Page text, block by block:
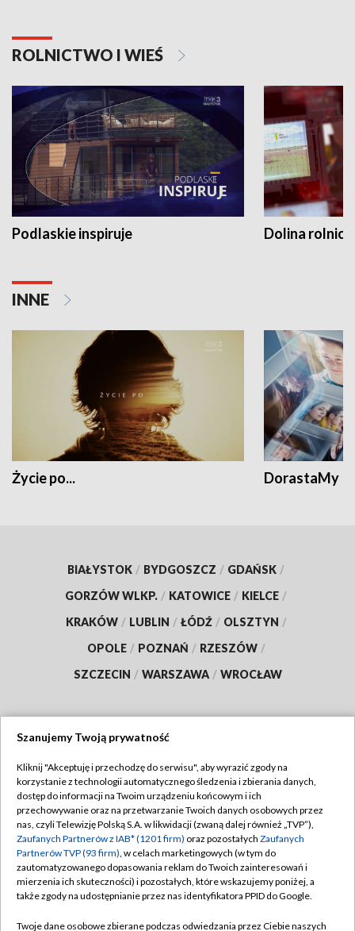
ROLNICTWO I WIEŚ
Podlaskie inspiruje Dolina
INNE
Życie po... DorastaMy
BIAŁYSTOK / BYDGOSZCZ / GDAŃSK /
GORZÓW WLKP. / KATOWICE / KIELCE /
KRAKÓW / LUBLIN / ŁÓDŹ / OLSZTYN /
OPOLE / POZNAŃ / RZESZÓW /
SZCZECIN / WARSZAWA / WROCŁAW
TVP
Abonament TVP
Emisja w TVP
Centrum informacji TVP
Naziemna Telewizja Cyfrowa
Regulamin TVP
Polityka prywatności
Moje zgody
Pomoc
Szanujemy Twoją prywatność
Kliknij "Akceptuję i przechodzę do serwisu", aby wyrazić zgody na
korzystanie z technologii automatycznego śledzenia i zbierania danych,
dostęp do informacji na Twoim urządzeniu końcowym i ich
przechowywanie oraz na przetwarzanie Twoich danych osobowych przez
nas, czyli Telewizję Polską S.A. w likwidacji (zwaną dalej również „TVP”),
Zaufanych Partnerów z IAB* (1201 firm) oraz pozostałych Zaufanych
Partnerów TVP (93 firm), w celach marketingowych (w tym do
zautomatyzowanego dopasowania reklam do Twoich zainteresowań i
mierzenia ich skuteczności) i pozostałych, które wskazujemy poniżej, a
także zgody na udostępnianie przez nas identyfikatora PPID do Google.
Twoje dane osobowe zbierane podczas odwiedzania przez Ciebie naszych